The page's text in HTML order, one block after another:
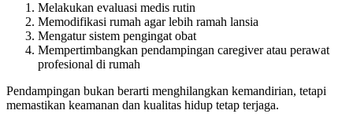
Melakukan evaluasi medis rutin
Memodifikasi rumah agar lebih ramah lansia
Mengatur sistem pengingat obat
Mempertimbangkan pendampingan caregiver atau perawat
profesional di rumah
Pendampingan bukan berarti menghilangkan kemandirian, tetapi
memastikan keamanan dan kualitas hidup tetap terjaga.